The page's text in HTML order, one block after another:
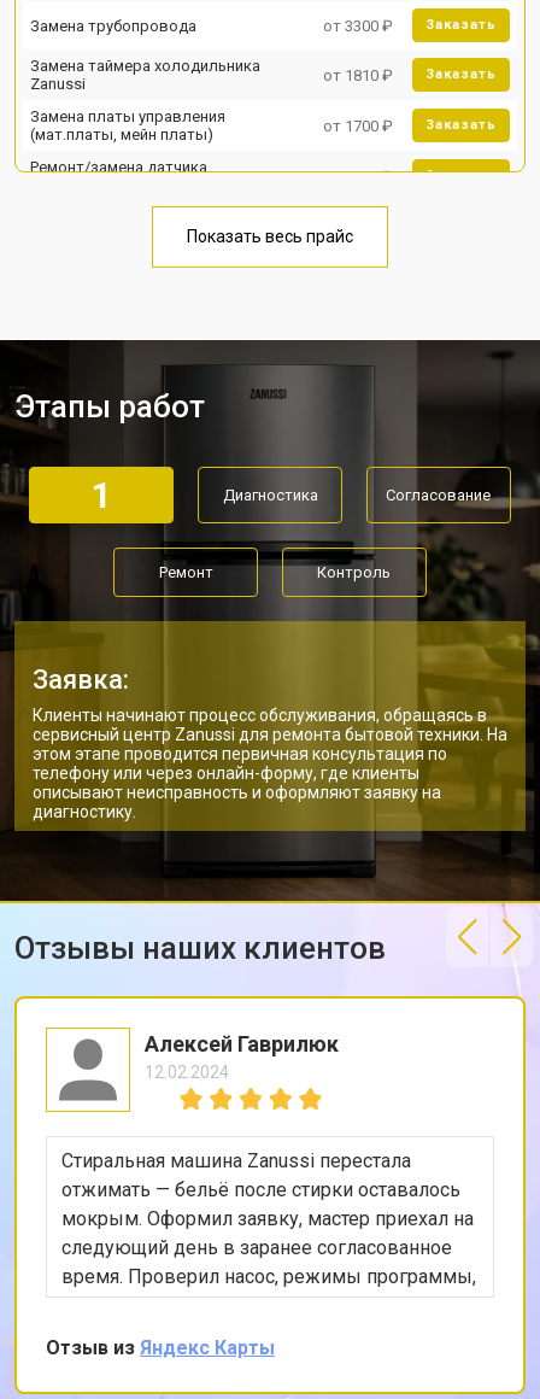
Замена трубопровода от 3300 ₽ Заказать
Замена таймера холодильника
Zanussi
от 1810 ₽ Заказать
Замена платы управления
(мат.платы, мейн платы)
от 1700 ₽ Заказать
Ремонт/замена датчика
от 2550 ₽ Заказать
от 1700 ₽
Замена дефростера от 4750 ₽
Замена нагревателя испарителя от 2550 ₽
Замена нагревателя оттайки
Замена реле холодильника Zanussi от 2550 ₽ Заказать
Устранение утечки хладагента от 1900 ₽ Заказать
Показать весь прайс
Этапы работ
1 Диагностика Согласование
Ремонт Контроль
Заявка:
Клиенты начинают процесс обслуживания, обращаясь в
сервисный центр Zanussi для ремонта бытовой техники. На
этом этапе проводится первичная консультация по
телефону или через онлайн-форму, где клиенты
описывают неисправность и оформляют заявку на
диагностику.
Отзывы наших клиентов
Алексей Гаврилюк
12.02.2024
Стиральная машина Zanussi перестала
отжимать — бельё после стирки оставалось
мокрым. Оформил заявку, мастер приехал на
следующий день в заранее согласованное
время. Проверил насос, режимы программы,
снял заднюю панель и показал, что ремень
частично порвался и проскальзывал.
Заменил ремень без лишних разговоров,
после чего протестировал в режиме стирки и
Отзыв из Яндекс Карты